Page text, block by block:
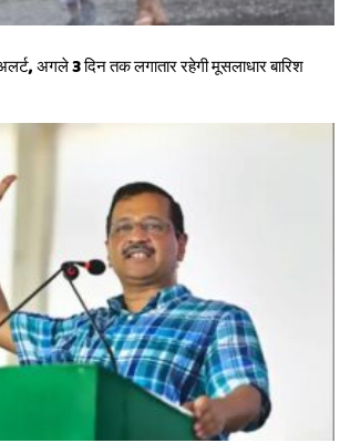
अगले 3 दिन तक लगातार रहेगी मूसलाधार बारिश